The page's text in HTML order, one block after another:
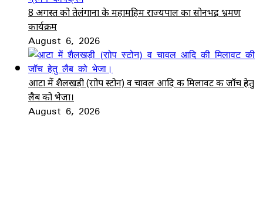
8 अगस्त को तेलंगाना के महामहिम राज्यपाल का सोनभद्र भ्रमण
कार्यक्रम
August 6, 2026
आटा में शैलखड़ी (राोप स्टोन) व चावल आदि की मिलावट की जॉच हेतु
लैब को भेजा।
August 6, 2026